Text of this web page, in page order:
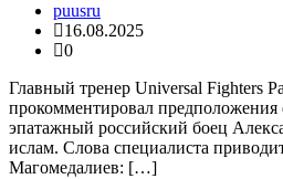
puusru
16.08.2025
0
Главный тренер Universal Fighters
прокомментировал предположения
эпатажный российский боец
ислам. Слова специалиста
Магомедалиев: […]